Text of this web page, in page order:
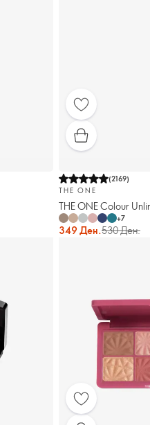
(2169)
THE ONE
THE ONE Colour
+7
349 Ден.530 Ден.